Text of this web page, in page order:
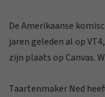
De Amerikaanse
jaren geleden al op
zijn plaats op Canvas.
Taartenmaker Ned